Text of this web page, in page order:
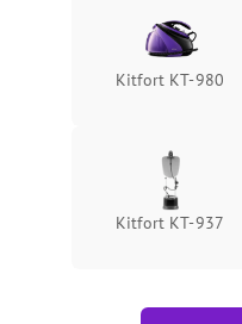
Kitfort КТ-980
Kitfort КТ-937